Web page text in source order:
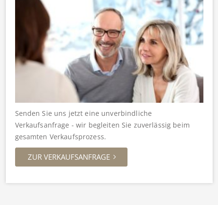
Senden Sie uns jetzt eine unverbindliche
Verkaufsanfrage - wir begleiten Sie zuverlässig beim
gesamten Verkaufsprozess.
ZUR VERKAUFSANFRAGE